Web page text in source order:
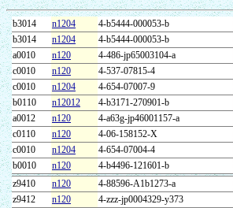
b3014 n1204 4-b5444-000053-b
b3014
n1204 4-b5444-000053-b
a0010
n120 4-486-jp65003104-a
c0010
n120 4-537-07815-4
c0010
n1204 4-654-07007-9
b0110
n12012 4-b3171-270901-b
a0012
n120 4-a63g-jp46001157-a
c0110
n120 4-06-158152-X
c0010
n1204 4-654-07004-4
b0010
n120 4-b4496-121601-b
z9410
n120 4-88596-A1b1273-a
z9412
n120 4-zzz-jp0004329-y373